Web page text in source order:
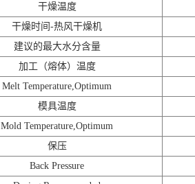
干燥温度
干燥时间-热风干燥机
建议的最大水分含量
加工（熔体）温度
Melt Temperature,Optimum
模具温度
Mold Temperature,Optimum
保压
Back Pressure